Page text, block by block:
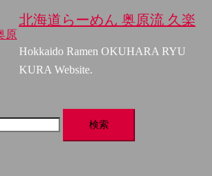
北海道らーめん 奥原流 久楽
Hokkaido Ramen OKUHARA RYU
KURA Website.